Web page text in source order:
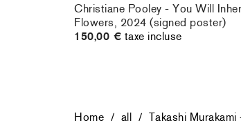
Christiane Pooley - You Will
Flowers, 2024 (signed poster)
150,00 € taxe incluse
Home / all / Takashi